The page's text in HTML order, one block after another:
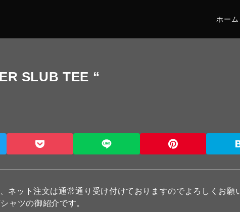
ホーム
SLUB TEE “
ネット注文は通常通り受け付けておりますのでよろしくお願
ャツの御紹介です。